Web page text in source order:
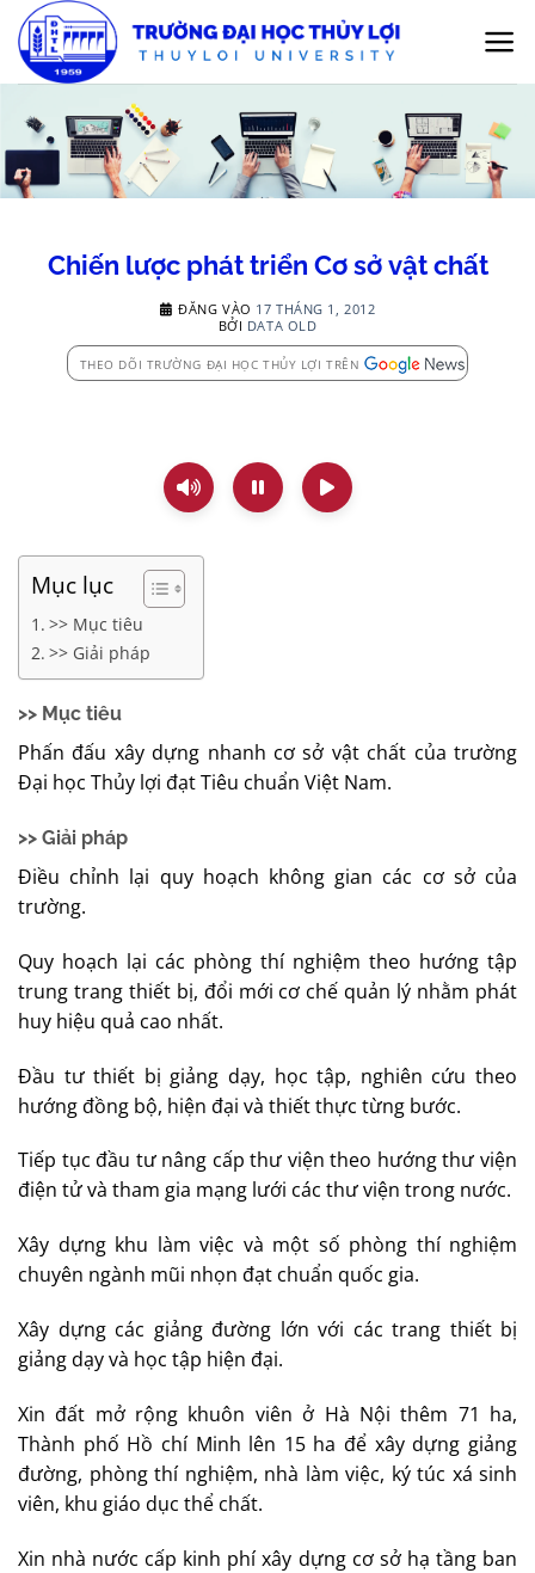
qua
nội
Chiến lược phát triển Cơ sở vật chất
ĐĂNG VÀO 17 THÁNG 1, 2012
BỞI DATA OLD
THEO DÕI TRƯỜNG ĐẠI HỌC THỦY LỢI TRÊN
Mục lục
>> Mục tiêu
>> Giải pháp
>> Mục tiêu
Phấn đấu xây dựng nhanh cơ sở vật chất của trường
Đại học Thủy lợi đạt Tiêu chuẩn Việt Nam.
>> Giải pháp
Điều chỉnh lại quy hoạch không gian các cơ sở của
trường.
Quy hoạch lại các phòng thí nghiệm theo hướng tập
trung trang thiết bị, đổi mới cơ chế quản lý nhằm phát
huy hiệu quả cao nhất.
Đầu tư thiết bị giảng dạy, học tập, nghiên cứu theo
hướng đồng bộ, hiện đại và thiết thực từng bước.
Tiếp tục đầu tư nâng cấp thư viện theo hướng thư viện
điện tử và tham gia mạng lưới các thư viện trong nước.
Xây dựng khu làm việc và một số phòng thí nghiệm
chuyên ngành mũi nhọn đạt chuẩn quốc gia.
Xây dựng các giảng đường lớn với các trang thiết bị
giảng dạy và học tập hiện đại.
Xin đất mở rộng khuôn viên ở Hà Nội thêm 71 ha,
Thành phố Hồ chí Minh lên 15 ha để xây dựng giảng
đường, phòng thí nghiệm, nhà làm việc, ký túc xá sinh
viên, khu giáo dục thể chất.
Xin nhà nước cấp kinh phí xây dựng cơ sở hạ tầng ban